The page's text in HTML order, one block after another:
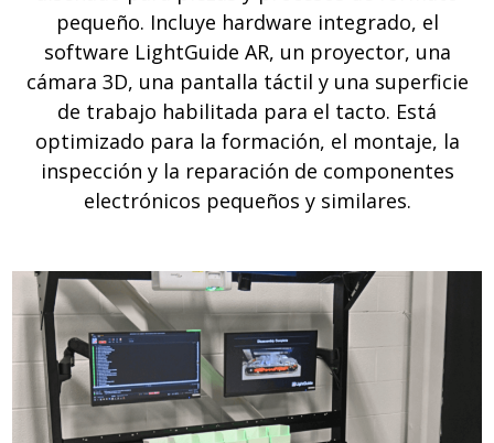
pequeño. Incluye hardware integrado, el
software LightGuide AR, un proyector, una
cámara 3D, una pantalla táctil y una superficie
de trabajo habilitada para el tacto. Está
optimizado para la formación, el montaje, la
inspección y la reparación de componentes
electrónicos pequeños y similares.